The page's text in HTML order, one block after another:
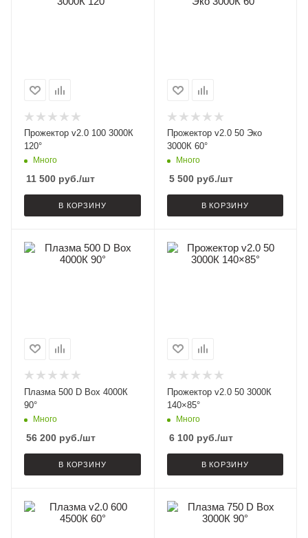
Прожектор v2.0 100 3000К
120°
Много
11 500 руб./шт
В КОРЗИНУ
Прожектор v2.0 50 Эко
3000К 60°
Много
5 500руб./шт
В КОРЗИНУ
Плазма 500 D Box 4000К
90°
Много
56 200 руб./шт
В КОРЗИНУ
Прожектор v2.0 50 3000К
140×85°
Много
6 100руб./шт
В КОРЗИНУ